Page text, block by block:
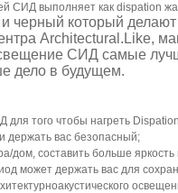
СИД выполняет как dispation
черный который
Architectural.Like,
СИД самые
дело в будущем.
того чтобы нагреть
держать вас безопасный;
дом, составить больше
может держать вас для